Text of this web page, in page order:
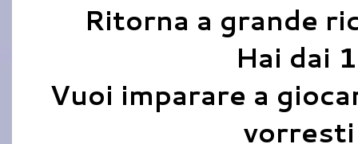
Ritorna a grande
Hai dai
Vuoi imparare a